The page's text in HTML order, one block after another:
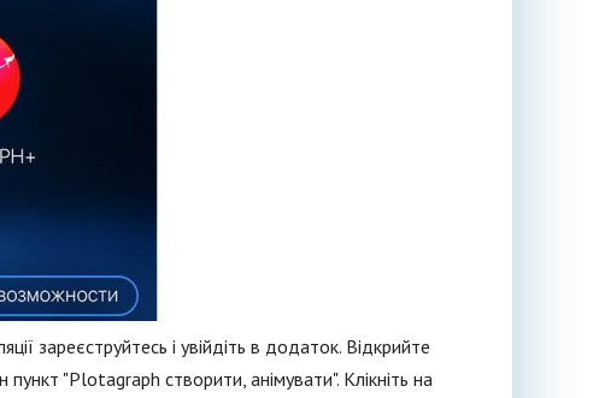
зареєструйтесь і увійдіть в додаток. Відкрийте
"Plotagraph створити, анімувати". Клікніть на